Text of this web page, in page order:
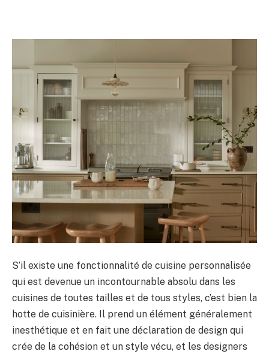
S’il existe une fonctionnalité de cuisine personnalisée
qui est devenue un incontournable absolu dans les
cuisines de toutes tailles et de tous styles, c’est bien la
hotte de cuisinière. Il prend un élément généralement
inesthétique et en fait une déclaration de design qui
crée de la cohésion et un style vécu, et les designers